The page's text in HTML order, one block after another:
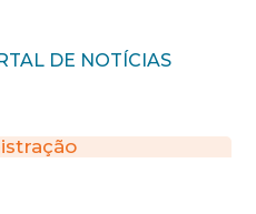
DE NOTÍCIAS